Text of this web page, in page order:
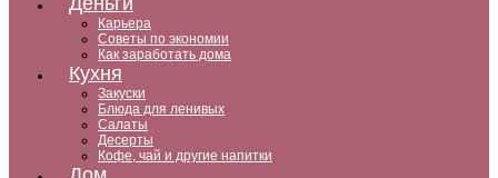
Карьера
Советы по экономии
Как заработать дома
Кухня
Закуски
Блюда для ленивых
Салаты
Десерты
Кофе, чай и другие напитки